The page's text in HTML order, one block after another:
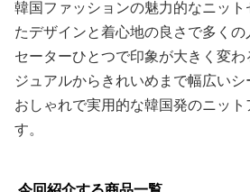
韓国ファッションの魅力的なニッ
たデザインと着心地の良さで多くの
セーターひとつで印象が大きく変
ジュアルからきれいめまで幅広いシ
おしゃれで実用的な韓国発のニッ
す。